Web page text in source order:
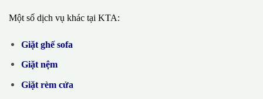
Một số dịch vụ khác tại KTA:
Giặt ghế sofa
Giặt nệm
Giặt rèm cửa